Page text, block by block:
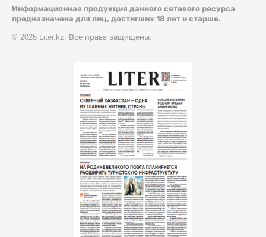
Информационная продукция данного сетевого ресурса
предназначена для лиц, достигших 18 лет и старше.
© 2026 Liter.kz. Все права защищены.